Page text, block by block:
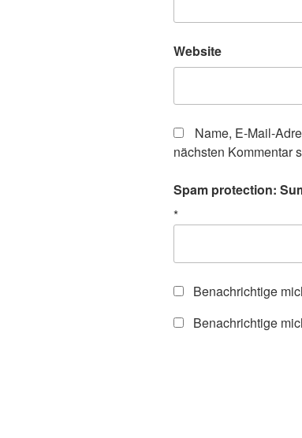
Website
Name, E-Mail-
nächsten Kommentar
Spam protection:
*
Benachrichtige
Benachrichtige